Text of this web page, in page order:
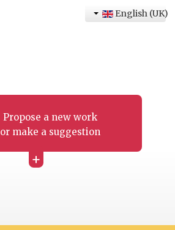
Propose a new work
or make a suggestion
+
English (UK)